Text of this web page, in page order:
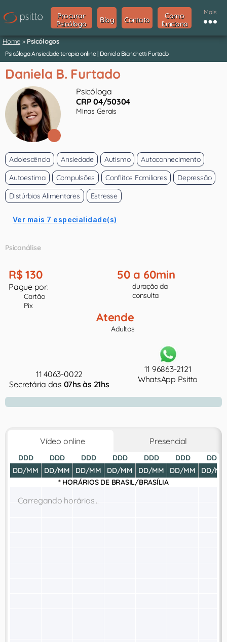
Procurar
Psicólogo
Blog Contato
Como
funciona
Mais
Home » Psicólogos
Psicóloga Ansiedade terapia online | Daniela Bianchetti Furtado
Daniela B. Furtado
Psicóloga
CRP 04/50304
Minas Gerais
Adolescência Ansiedade Autismo
Autoconhecimento
Autoestima
Compulsões Conflitos Familiares
Depressão
Distúrbios Alimentares
Estresse
Ver mais 7 especialidade(s)
Psicanálise
R$ 130
Pague por:
Cartão
Pix
50 a 60min
duração da
consulta
Atende
Adultos
11 4063-0022
Secretária das 07hs às 21hs
11 96863-2121
WhatsApp Psitto
Vídeo online Presencial
DDD
DD/MM
DDD
DD/MM
DDD
DD/MM
DDD
DD/MM
DDD
DD/MM
DDD
DD/MM
DDD
DD/MM
* HORÁRIOS DE BRASIL/BRASÍLIA
Carregando horários...